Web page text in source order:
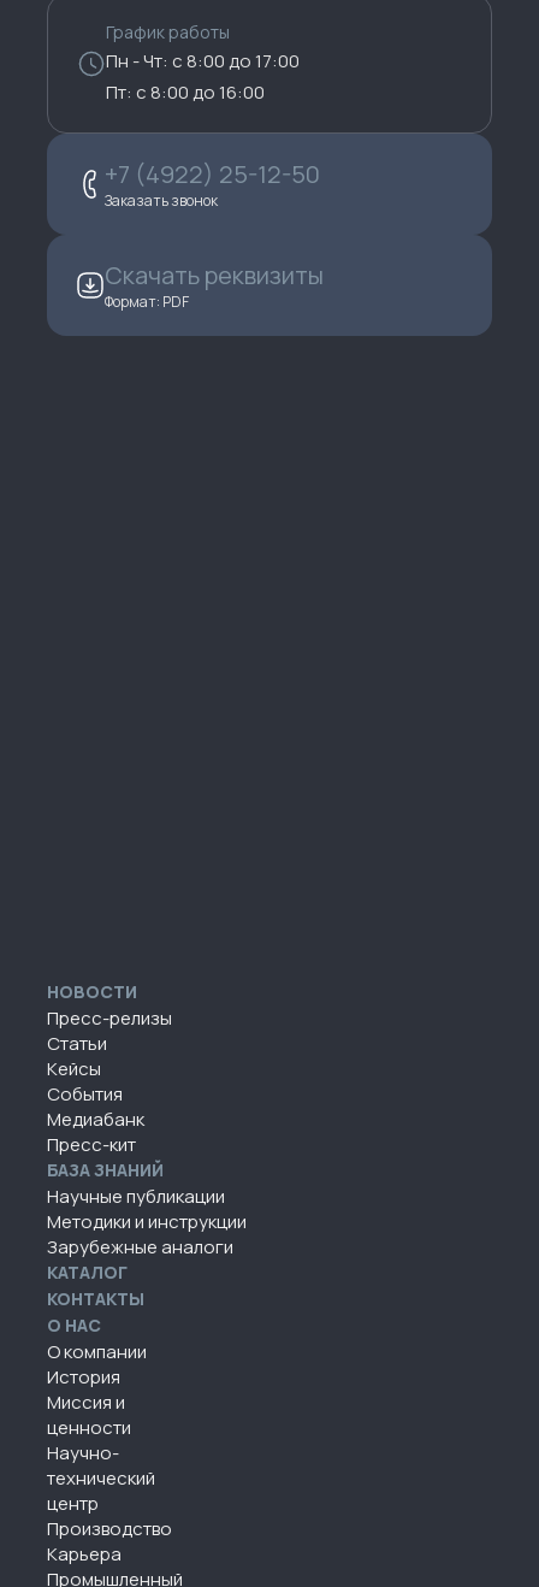
График работы
Пн - Чт: с 8:00 до 17:00
Пт: с 8:00 до 16:00
+7 (4922) 25-12-50
Заказать звонок
Скачать реквизиты
Формат: PDF
НОВОСТИ
Пресс-релизы
Статьи
Кейсы
События
Медиабанк
Пресс-кит
БАЗА ЗНАНИЙ
Научные публикации
Методики и инструкции
Зарубежные аналоги
КАТАЛОГ
КОНТАКТЫ
О НАС
О компании
История
Миссия и
ценности
Научно-
технический
центр
Производство
Карьера
Промышленный